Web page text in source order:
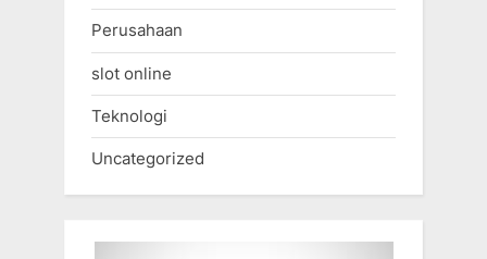
Perusahaan
slot online
Teknologi
Uncategorized